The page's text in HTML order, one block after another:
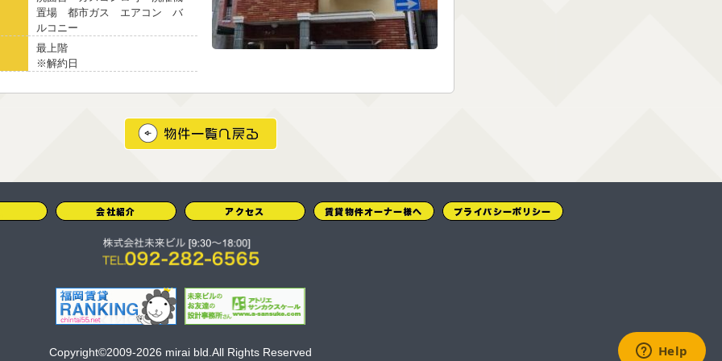
置場 都市ガス エアコン バ
ルコニー
最上階
※解約日
Copyright©2009-2026 mirai bld.All Rights Reserved